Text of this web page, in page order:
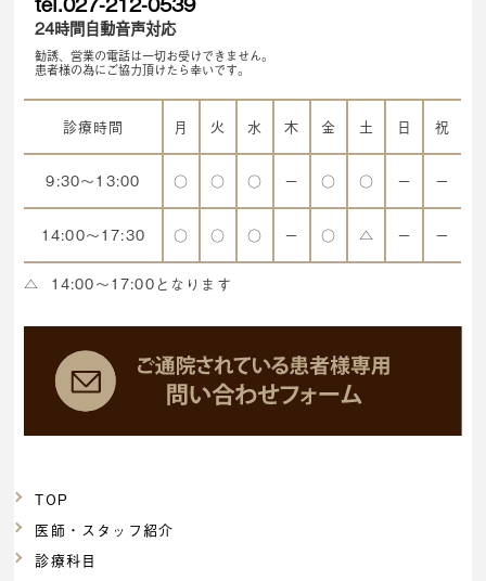
24時間自動音声対応
勧誘、営業の電話は一切お受けできません。
患者様の為にご協力頂けたら幸いです。
診療時間 月 火 水 木 金 土 日 祝
9:30～13:00 ○ ○ ○ ー ○ ○ ー ー
14:00～17:30 ○ ○ ○ ー ○ △ ー ー
△ 14:00～17:00となります
TOP
医師・スタッフ紹介
診療科目